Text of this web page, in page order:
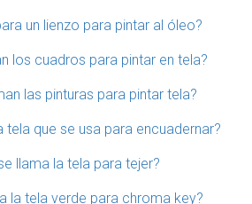
un lienzo para pintar al óleo?
los cuadros para pintar en tela?
las pinturas para pintar tela?
tela que se usa para encuadernar?
llama la tela para tejer?
la tela verde para chroma key?